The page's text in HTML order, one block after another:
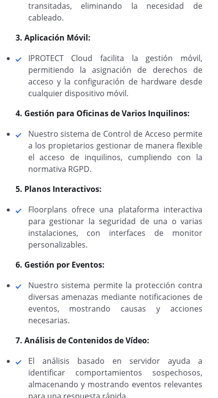
transitadas, eliminando la necesidad de
cableado.
3. Aplicación Móvil:
IPROTECT Cloud facilita la gestión móvil,
permitiendo la asignación de derechos de
acceso y la configuración de hardware desde
cualquier dispositivo móvil.
4. Gestión para Oficinas de Varios Inquilinos:
Nuestro sistema de Control de Acceso permite
a los propietarios gestionar de manera flexible
el acceso de inquilinos, cumpliendo con la
normativa RGPD.
5. Planos Interactivos:
Floorplans ofrece una plataforma interactiva
para gestionar la seguridad de una o varias
instalaciones, con interfaces de monitor
personalizables.
6. Gestión por Eventos:
Nuestro sistema permite la protección contra
diversas amenazas mediante notificaciones de
eventos, mostrando causas y acciones
necesarias.
7. Análisis de Contenidos de Vídeo:
El análisis basado en servidor ayuda a
identificar comportamientos sospechosos,
almacenando y mostrando eventos relevantes